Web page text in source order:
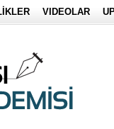
VIDEOLAR